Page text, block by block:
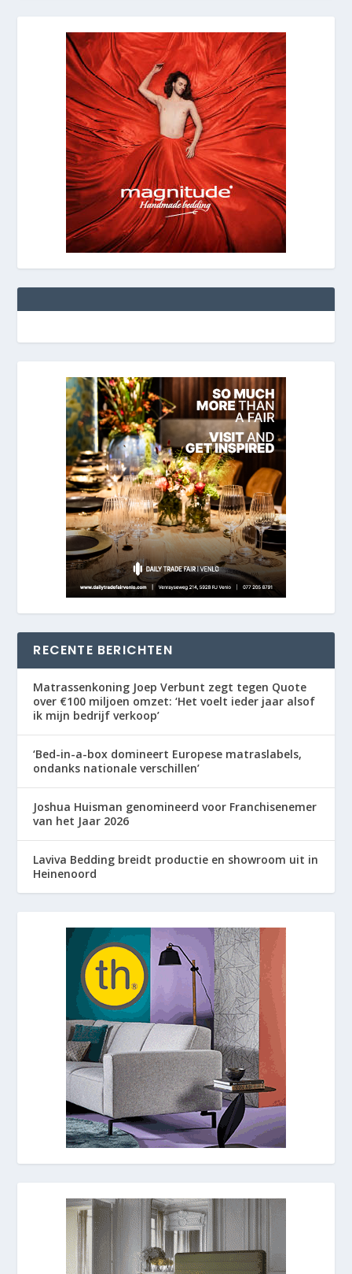
RECENTE BERICHTEN
Matrassenkoning Joep Verbunt zegt tegen Quote
over €100 miljoen omzet: ‘Het voelt ieder jaar alsof
ik mijn bedrijf verkoop’
‘Bed-in-a-box domineert Europese matraslabels,
ondanks nationale verschillen’
Joshua Huisman genomineerd voor Franchisenemer
van het Jaar 2026
Laviva Bedding breidt productie en showroom uit in
Heinenoord